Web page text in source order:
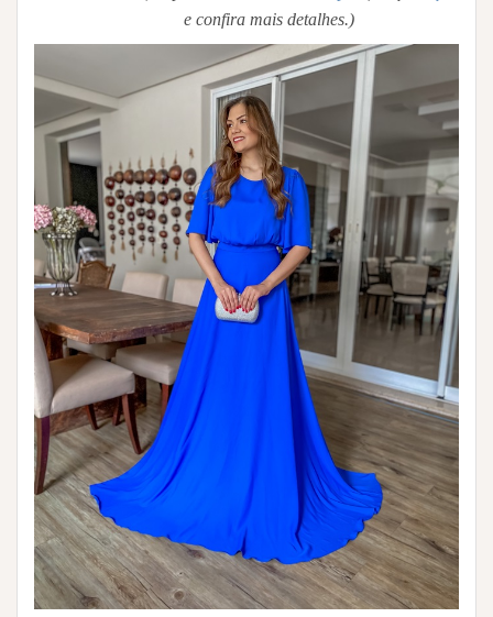
e confira mais detalhes.)